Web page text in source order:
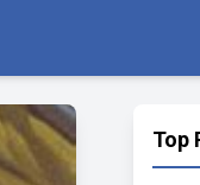
Top